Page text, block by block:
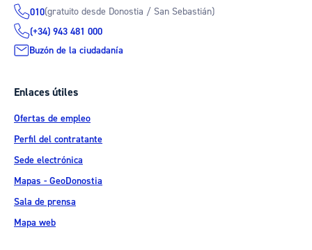
010(gratuito desde Donostia / San Sebastián)
(+34) 943 481 000
Buzón de la ciudadanía
Enlaces útiles
Ofertas de empleo
Perfil del contratante
Sede electrónica
Mapas - GeoDonostia
Sala de prensa
Mapa web